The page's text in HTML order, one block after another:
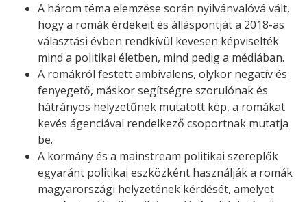
A három téma elemzése során nyilvánvalóvá vált,
hogy a romák érdekeit és álláspontját a 2018-as
választási évben rendkívül kevesen képviselték
mind a politikai életben, mind pedig a médiában.
A romákról festett ambivalens, olykor negatív és
fenyegető, máskor segítségre szorulónak és
hátrányos helyzetűnek mutatott kép, a romákat
kevés ágenciával rendelkező csoportnak mutatja
be.
A kormány és a mainstream politikai szereplők
egyaránt politikai eszközként használják a romák
magyarországi helyzetének kérdését, amelyet